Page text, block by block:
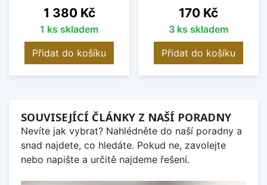
Cena
1 380 Kč
1 ks skladem
Přidat do košíku
Cena
170 Kč
3 ks skladem
Přidat do košíku
SOUVISEJÍCÍ ČLÁNKY Z NAŠÍ PORADNY
Nevíte jak vybrat? Nahlédněte do naší poradny a
snad najdete, co hledáte. Pokud ne, zavolejte
nebo napište a určitě najdeme řešení.